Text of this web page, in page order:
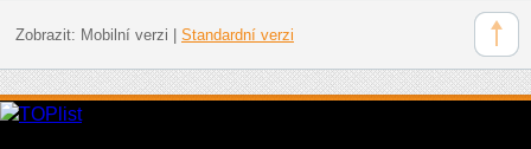
Zobrazit: Mobilní verzi Standardní verzi